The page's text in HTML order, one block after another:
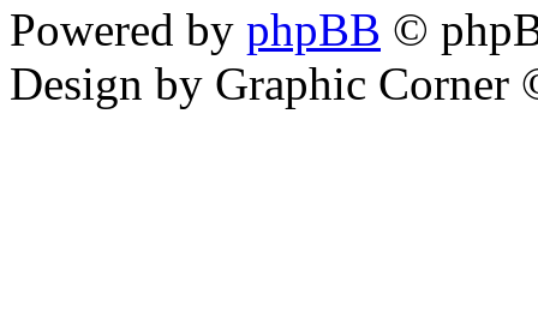
Powered by phpBB ©
Design by Graphic Corner